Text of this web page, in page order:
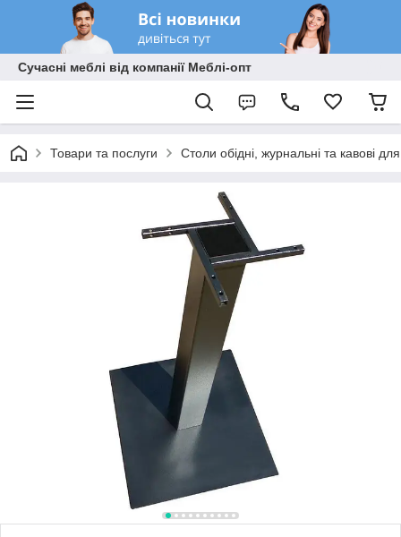
Сучасні меблі від компанії Меблі-опт
Товари та послуги Столи обідні, журнальні та кавові